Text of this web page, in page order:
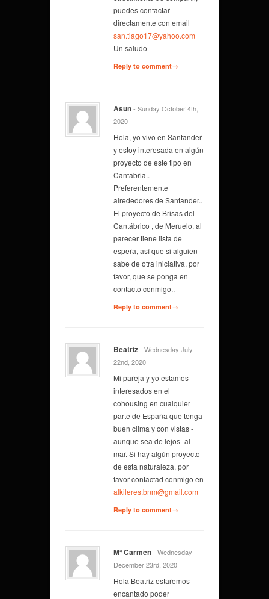
puedes contactar
directamente con email
san.tiago17@yahoo.com
Un saludo
Reply to comment→
Asun- Sunday October 4th,
2020
Hola, yo vivo en Santander
y estoy interesada en algún
proyecto de este tipo en
Cantabria..
Preferentemente
alrededores de Santander..
El proyecto de Brisas del
Cantábrico , de Meruelo, al
parecer tiene lista de
espera, así que si alguien
sabe de otra iniciativa, por
favor, que se ponga en
contacto conmigo..
Reply to comment→
Beatriz- Wednesday July
22nd, 2020
Mi pareja y yo estamos
interesados en el
cohousing en cualquier
parte de España que tenga
buen clima y con vistas -
aunque sea de lejos- al
mar. Si hay algún proyecto
de esta naturaleza, por
favor contactad conmigo en
alkileres.bnm@gmail.com
Reply to comment→
Mª Carmen- Wednesday
December 23rd, 2020
Hola Beatriz estaremos
encantado poder